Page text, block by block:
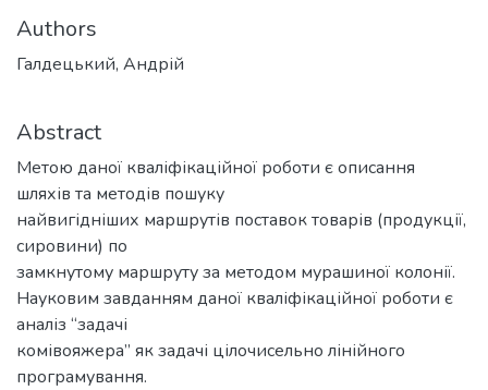
Authors
Галдецький, Андрій
Abstract
Метою даної кваліфікаційної роботи є описання
шляхів та методів пошуку
найвигідніших маршрутів поставок товарів (продукції,
сировини) по
замкнутому маршруту за методом мурашиної колонії.
Науковим завданням даної кваліфікаційної роботи є
аналіз “задачі
комівояжера” як задачі цілочисельно лінійного
програмування.